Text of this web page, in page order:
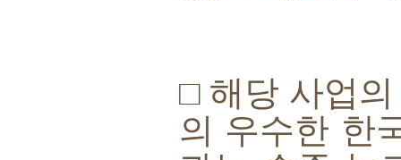
□ 해당 사업
의 우수한 한